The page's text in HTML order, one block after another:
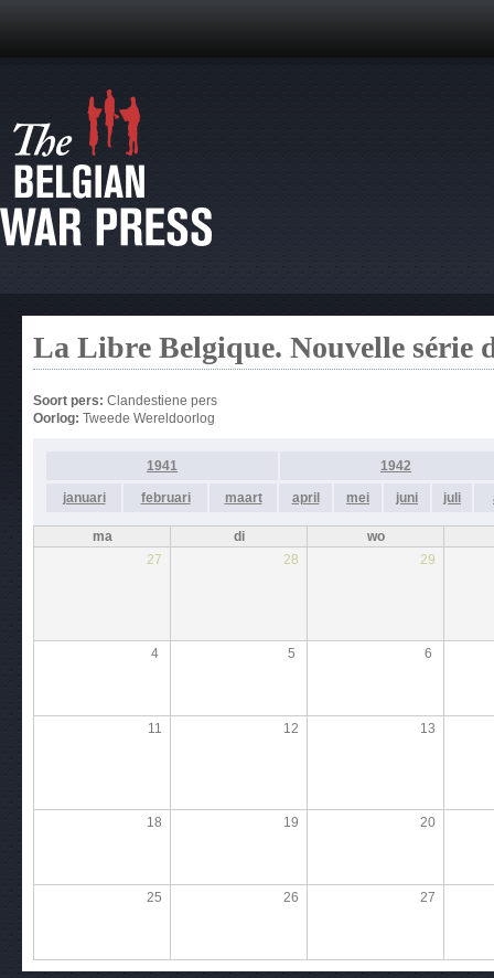
La Libre Belgique. Nouvelle série
Soort pers: Clandestiene pers
Oorlog: Tweede Wereldoorlog
1941 1942
januari februari maart april mei juni juli
ma di
wo
27
28 29
4 5 6
11 12 13
18 19 20
25 26 27